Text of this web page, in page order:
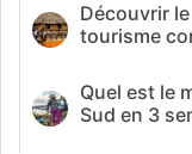
Découvrir
tourisme
Quel est le
Sud en 3